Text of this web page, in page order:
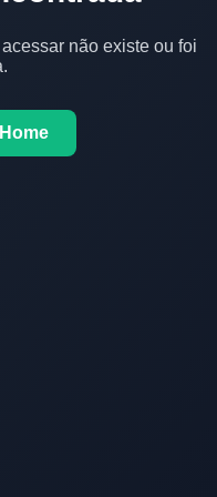
não existe ou foi